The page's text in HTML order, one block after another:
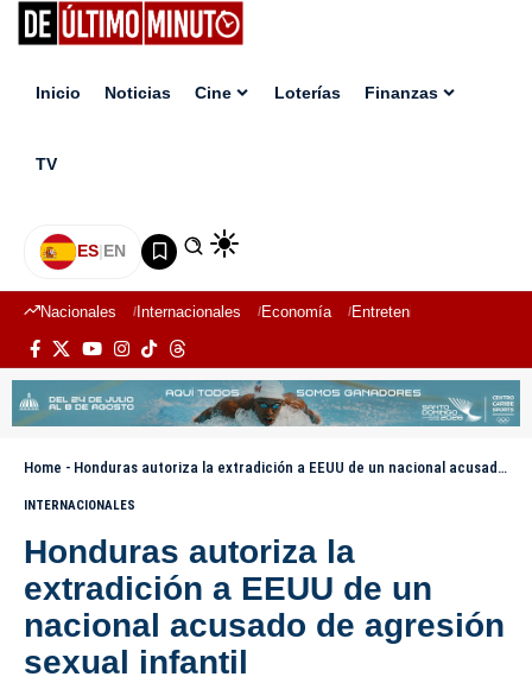
Inicio Noticias Cine Loterías Finanzas
TV
ES|EN
Nacionales Internacionales Economía Entretenimiento
Home - Honduras autoriza la extradición a EEUU de un nacional acusado de agresión sexual infantil
INTERNACIONALES
Honduras autoriza la
extradición a EEUU de un
nacional acusado de agresión
sexual infantil